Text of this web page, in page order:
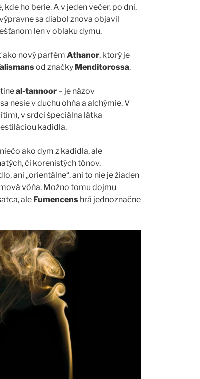
ho berie. A v jeden večer, po dni,
sa diabol znova objavil
len v oblaku dymu.
ako nový parfém Athanor, ktorý je
od značky Menditorossa.
al-tannoor – je názov
nesie v duchu ohňa a alchýmie. V
v srdci špeciálna látka
kadidla.
ako dym z kadidla, ale
či korenistých tónov.
ani „orientálne“, ani to nie je žiaden
vôňa. Možno tomu dojmu
ale Fumencens hrá jednoznačne